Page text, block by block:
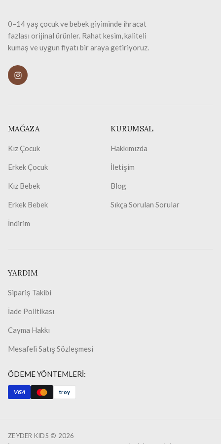
0–14 yaş çocuk ve bebek giyiminde ihracat
fazlası orijinal ürünler. Rahat kesim, kaliteli
kumaş ve uygun fiyatı bir araya getiriyoruz.
MAĞAZA
Kız Çocuk
Erkek Çocuk
Kız Bebek
Erkek Bebek
İndirim
KURUMSAL
Hakkımızda
İletişim
Blog
Sıkça Sorulan Sorular
YARDIM
Sipariş Takibi
İade Politikası
Cayma Hakkı
Mesafeli Satış Sözleşmesi
ÖDEME YÖNTEMLERİ:
VISA troy
ZEYDER KIDS © 2026